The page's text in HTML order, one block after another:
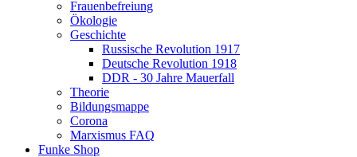
Frauenbefreiung
Ökologie
Geschichte
Russische Revolution 1917
Deutsche Revolution 1918
DDR - 30 Jahre Mauerfall
Theorie
Bildungsmappe
Corona
Marxismus FAQ
Funke Shop